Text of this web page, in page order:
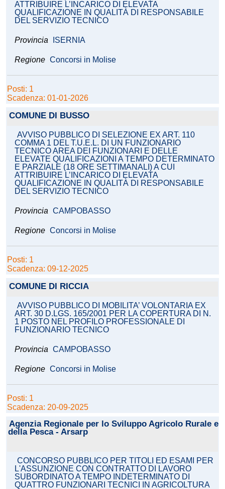
ATTRIBUIRE L’INCARICO DI ELEVATA
QUALIFICAZIONE IN QUALITÀ DI RESPONSABILE
DEL SERVIZIO TECNICO
Provincia ISERNIA
Regione Concorsi in Molise
Posti: 1
Scadenza: 01-01-2026
COMUNE DI BUSSO
AVVISO PUBBLICO DI SELEZIONE EX ART. 110
COMMA 1 DEL T.U.E.L. DI UN FUNZIONARIO
TECNICO AREA DEI FUNZIONARI E DELLE
ELEVATE QUALIFICAZIONI A TEMPO DETERMINATO
E PARZIALE (18 ORE SETTIMANALI) A CUI
ATTRIBUIRE L’INCARICO DI ELEVATA
QUALIFICAZIONE IN QUALITÀ DI RESPONSABILE
DEL SERVIZIO TECNICO
Provincia CAMPOBASSO
Regione Concorsi in Molise
Posti: 1
Scadenza: 09-12-2025
COMUNE DI RICCIA
AVVISO PUBBLICO DI MOBILITA’ VOLONTARIA EX
ART. 30 D.LGS. 165/2001 PER LA COPERTURA DI N.
1 POSTO NEL PROFILO PROFESSIONALE DI
FUNZIONARIO TECNICO
Provincia CAMPOBASSO
Regione Concorsi in Molise
Posti: 1
Scadenza: 20-09-2025
Agenzia Regionale per lo Sviluppo Agricolo Rurale e
della Pesca - Arsarp
CONCORSO PUBBLICO PER TITOLI ED ESAMI PER
L'ASSUNZIONE CON CONTRATTO DI LAVORO
SUBORDINATO A TEMPO INDETERMINATO DI
QUATTRO FUNZIONARI TECNICI IN AGRICOLTURA